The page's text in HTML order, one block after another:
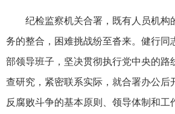
纪检监察机关合署，既有人员机构
务的整合，困难挑战纷至沓来。健行同
部领导班子，坚决贯彻执行党中央的路
查研究，紧密联系实际，就合署办公后
反腐败斗争的基本原则、领导体制和工